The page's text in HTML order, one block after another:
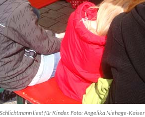
liest für Kinder. Foto: Angelika Niehage-Kaiser